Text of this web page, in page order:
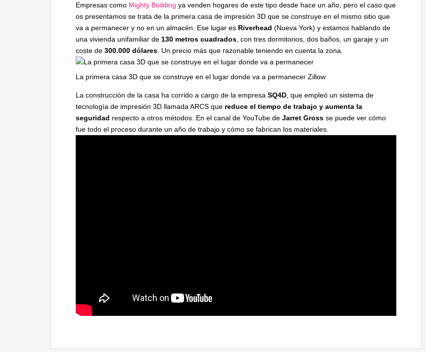
Empresas como Mighty Building ya venden hogares de este tipo desde hace un año, pero el caso que
os presentamos se trata de la primera casa de impresión 3D que se construye en el mismo sitio que
va a permanecer y no en un almacén. Ese lugar es Riverhead (Nueva York) y estamos hablando de
una vivienda unifamiliar de 130 metros cuadrados , con tres dormitorios, dos baños, un garaje y un
coste de 300.000 dólares . Un precio más que razonable teniendo en cuenta la zona.
La primera casa 3D que se construye en el lugar donde va a permanecer Zillow
La construcción de la casa ha corrido a cargo de la empresa SQ4D , que empleó un sistema de
tecnología de impresión 3D llamada ARCS que reduce el tiempo de trabajo y aumenta la
seguridad respecto a otros métodos. En el canal de YouTube de Jarret Gross se puede ver cómo
fue todo el proceso durante un año de trabajo y cómo se fabrican los materiales.